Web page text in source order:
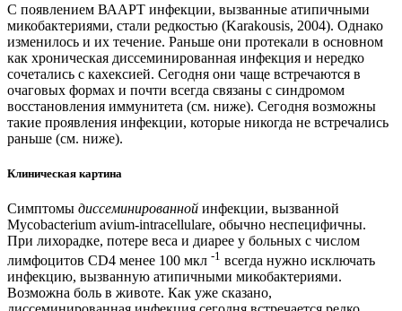
С появлением ВААРТ инфекции, вызванные атипичными
микобактериями, стали редкостью (Karakousis, 2004). Однако
изменилось и их течение. Раньше они протекали в основном
как хроническая диссеминированная инфекция и нередко
сочетались с кахексией. Сегодня они чаще встречаются в
очаговых формах и почти всегда связаны с синдромом
восстановления иммунитета (см. ниже). Сегодня возможны
такие проявления инфекции, которые никогда не встречались
раньше (см. ниже).
Клиническая картина
Симптомы диссеминированной инфекции, вызванной
Mycobacterium avium-intracellulare, обычно неспецифичны.
При лихорадке, потере веса и диарее у больных с числом
лимфоцитов CD4 менее 100 мкл -1 всегда нужно исключать
инфекцию, вызванную атипичными микобактериями.
Возможна боль в животе. Как уже сказано,